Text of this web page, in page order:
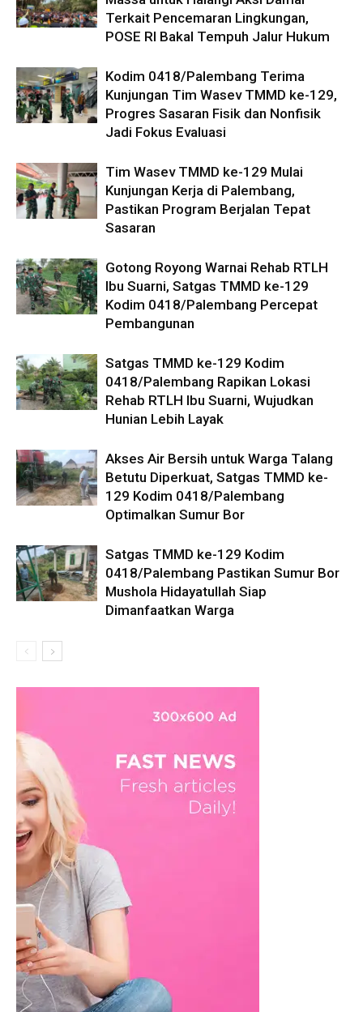
Terkait Pencemaran Lingkungan,
POSE RI Bakal Tempuh Jalur Hukum
Kodim 0418/Palembang Terima
Kunjungan Tim Wasev TMMD ke-129,
Progres Sasaran Fisik dan Nonfisik
Jadi Fokus Evaluasi
Tim Wasev TMMD ke-129 Mulai
Kunjungan Kerja di Palembang,
Pastikan Program Berjalan Tepat
Sasaran
Gotong Royong Warnai Rehab RTLH
Ibu Suarni, Satgas TMMD ke-129
Kodim 0418/Palembang Percepat
Pembangunan
Satgas TMMD ke-129 Kodim
0418/Palembang Rapikan Lokasi
Rehab RTLH Ibu Suarni, Wujudkan
Hunian Lebih Layak
Akses Air Bersih untuk Warga Talang
Betutu Diperkuat, Satgas TMMD ke-
129 Kodim 0418/Palembang
Optimalkan Sumur Bor
Satgas TMMD ke-129 Kodim
0418/Palembang Pastikan Sumur Bor
Mushola Hidayatullah Siap
Dimanfaatkan Warga